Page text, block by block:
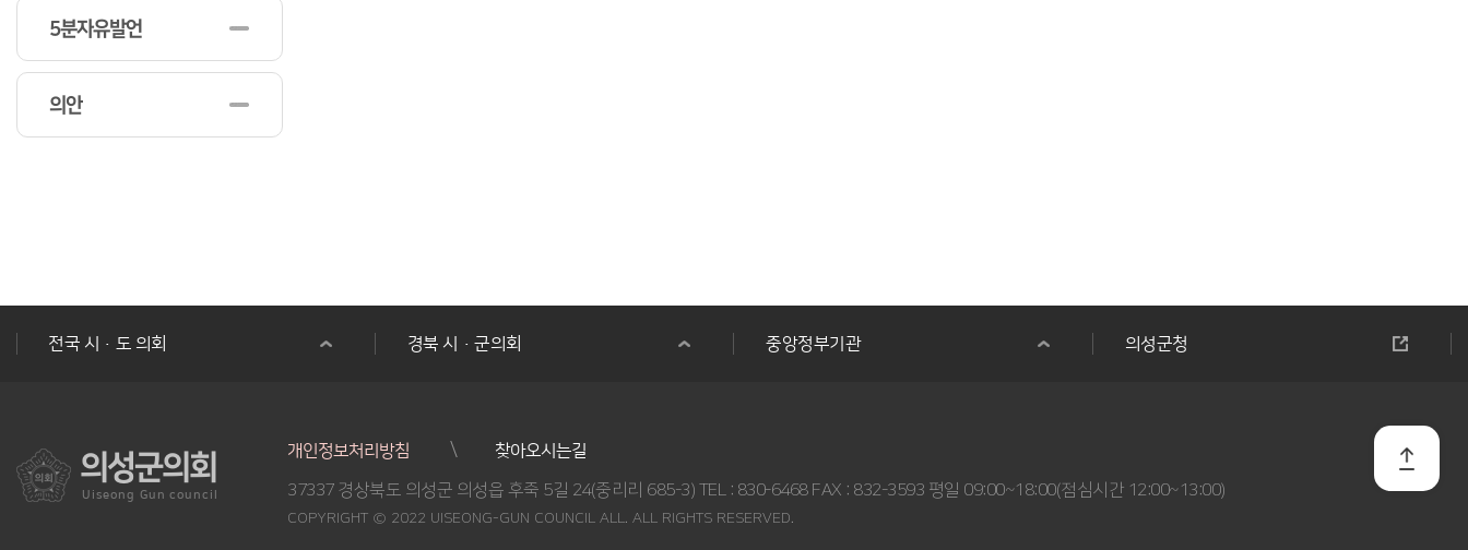
5분자유발언
의안
전국 시·도 의회 경북 시·군의회 중앙정부기관 의성군청
의성군의회
Uiseong Gun council
개인정보처리방침
찾아오시는길
37337 경상북도 의성군 의성읍 후죽 5길 24(중리리 685-3) TEL : 830-6468 FAX : 832-3593 평일 09:00~18:00(점심시간 12:00~13:00)
COPYRIGHT © 2022 UISEONG-GUN COUNCIL ALL. ALL RIGHTS RESERVED.